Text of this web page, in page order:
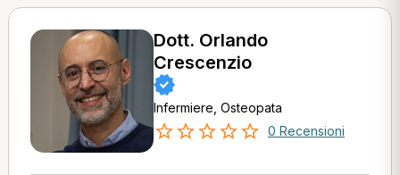
Dott. Orlando
Crescenzio
Infermiere, Osteopata
0 Recensioni